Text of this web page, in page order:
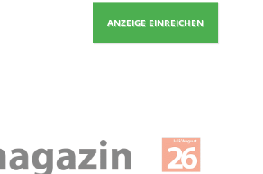
ANZEIGE EINREICHEN